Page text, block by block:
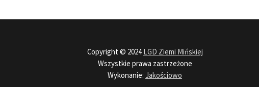
Copyright © 2024LGD Ziemi Mińskiej
Wszystkie prawa zastrzeżone
Wykonanie: Jakościowo